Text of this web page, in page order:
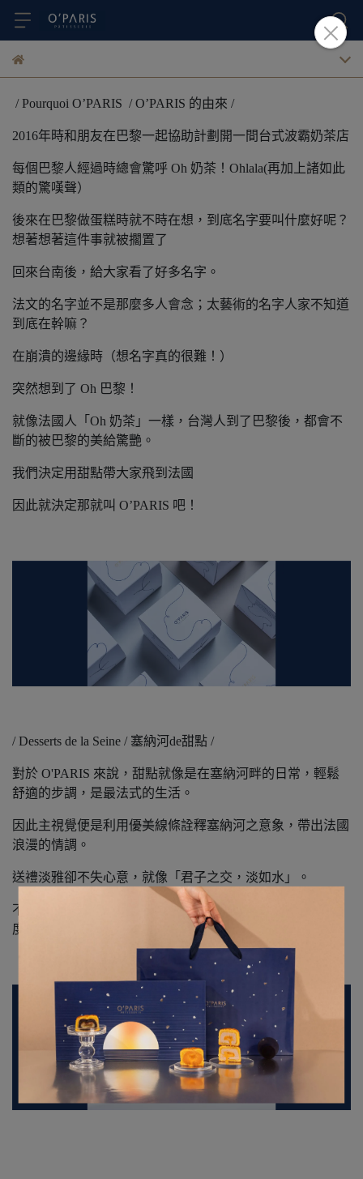
/ Pourquoi O’PARIS / O’PARIS 的由來 /
2016年時和朋友在巴黎一起協助計劃開一間台式波霸奶茶店
每個巴黎人經過時總會驚呼 Oh 奶茶！Ohlala(再加上諸如此
類的驚嘆聲）
後來在巴黎做蛋糕時就不時在想，到底名字要叫什麼好呢？
想著想著這件事就被擱置了
回來台南後，給大家看了好多名字。
法文的名字並不是那麼多人會念；太藝術的名字人家不知道
到底在幹嘛？
在崩潰的邊緣時（想名字真的很難！）
突然想到了 Oh 巴黎！
就像法國人「Oh 奶茶」一樣，台灣人到了巴黎後，都會不
斷的被巴黎的美給驚艷。
我們決定用甜點帶大家飛到法國
因此就決定那就叫 O’PARIS 吧！
/ Desserts de la Seine / 塞納河de甜點 /
對於 O'PARIS 來說，甜點就像是在塞納河畔的日常，輕鬆
舒適的步調，是最法式的生活。
因此主視覺便是利用優美線條詮釋塞納河之意象，帶出法國
浪漫的情調。
送禮淡雅卻不失心意，就像「君子之交，淡如水」。
不需要浮誇、刺激的表現，如此淡淡的，你都能懂我的甜
度， 這是我們的默契。